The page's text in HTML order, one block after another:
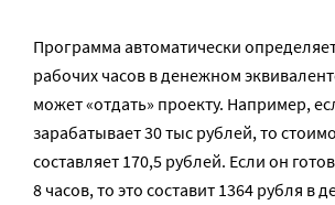
Программа автоматически
рабочих часов в денежном
может «отдать» проекту. Например,
зарабатывает 30 тыс рублей, то
составляет 170,5 рублей. Если он
8 часов, то это составит 1364 рубля в